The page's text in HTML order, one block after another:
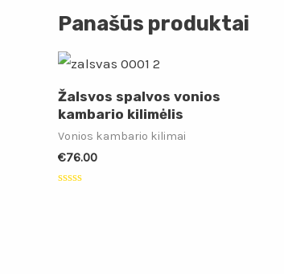
Panašūs produktai
Žalsvos spalvos vonios
kambario kilimėlis
Vonios kambario kilimai
€76.00